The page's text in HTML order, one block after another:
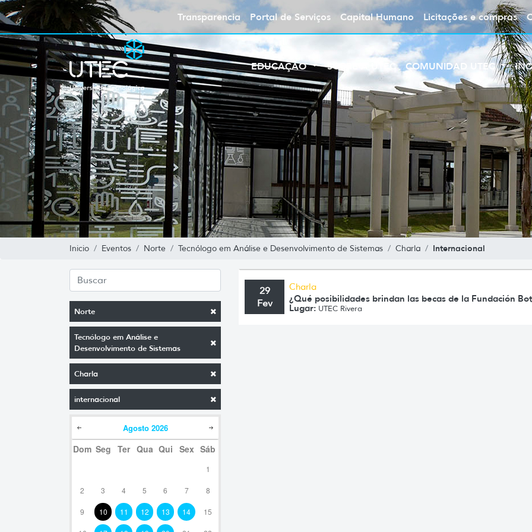
Transparencia Portal de Serviços Capital Humano Licitações e compras
EDUCAÇÃO SOBRE A UTEC COMUNIDAD UTEC
Inicio Eventos Norte Tecnólogo em Análise e Desenvolvimento de Sistemas Charla Internacional
Norte
Tecnólogo em Análise e
Desenvolvimento de Sistemas
Charla
internacional
Agosto 2026
Dom Seg Ter Qua Qui Sex Sáb
1
2 3 4 5 6 7 8
9 10 11 12 13 14 15
29
Fev
Charla
¿Qué posibilidades brindan las becas de la Fundación
Lugar: UTEC Rivera